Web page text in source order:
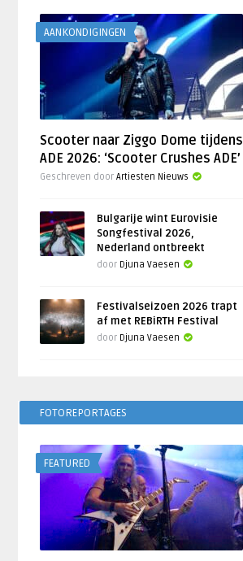
AANKONDIGINGEN
Scooter naar Ziggo Dome tijdens
ADE 2026: ‘Scooter Crushes ADE’
Geschreven doorArtiesten Nieuws
Bulgarije wint Eurovisie
Songfestival 2026,
Nederland ontbreekt
door Djuna Vaesen
Festivalseizoen 2026 trapt
af met REBiRTH Festival
door Djuna Vaesen
FOTOREPORTAGES
FEATURED